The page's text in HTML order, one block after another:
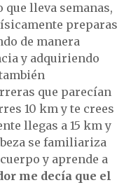
que lleva semanas,
preparas
de manera
y adquiriendo
que parecían
10 km y te crees
llegas a 15 km y
se familiariza
y aprende a
me decía que el